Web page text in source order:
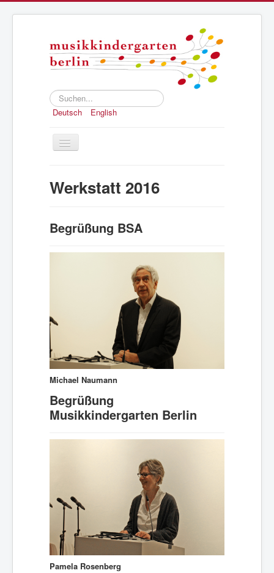
Suchen...
Deutsch
English
Toggle
Konzept
Struktur und Geschichte
Presse
Stellen/Ausschreibungen
Werkstatt 2016
Begrüßung BSA
Michael Naumann
Begrüßung
Musikkindergarten Berlin
Pamela Rosenberg